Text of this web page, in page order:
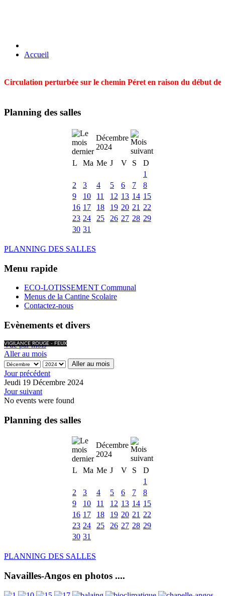
Accueil
Circulation perturbée sur le chemin Péret en raison du début
Planning des salles
Décembre
2024
L
Ma Me J V S
D
1
2
3 4 5 6 7
8
9
10 11 12 13 14 15
16 17 18 19 20 21 22
23 24 25 26 27 28 29
30 31
PLANNING DES SALLES
Menu rapide
ECO-LOTISSEMENT Communal
Menus de la Cantine Scolaire
Contactez-nous
Evènements et divers
VIGILANCE ROUGE - FEUX
Vue par mois
Aller au mois
Aller au mois
Jour précédent
Jeudi 19 Décembre 2024
Jour suivant
No events were found
Planning des salles
Décembre
2024
L
Ma Me J V S
D
1
2
3 4 5 6 7
8
9
10 11 12 13 14 15
16 17 18 19 20 21 22
23 24 25 26 27 28 29
30 31
PLANNING DES SALLES
Navailles-Angos en photos ....